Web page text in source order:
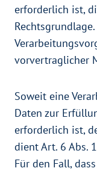
erforderlich ist,
vorvertraglicher
Soweit eine
Daten zur
erforderlich ist,
dient Art. 6 Abs.
Für den Fall,